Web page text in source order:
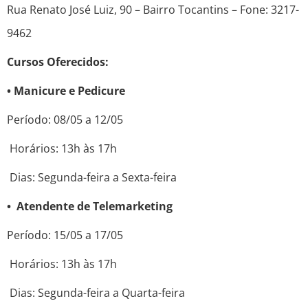
Rua Renato José Luiz, 90 – Bairro Tocantins – Fone: 3217-
9462
Cursos Oferecidos:
• Manicure e Pedicure
Período: 08/05 a 12/05
Horários: 13h às 17h
Dias: Segunda-feira a Sexta-feira
• Atendente de Telemarketing
Período: 15/05 a 17/05
Horários: 13h às 17h
Dias: Segunda-feira a Quarta-feira